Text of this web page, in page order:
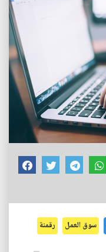
سوق العمل رقمنة